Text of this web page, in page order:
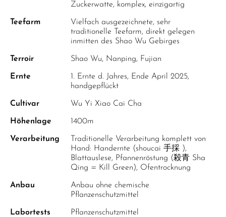
Zuckerwatte, komplex, einzigartig
Teefarm
Vielfach ausgezeichnete, sehr
traditionelle Teefarm, direkt gelegen
inmitten des Shao Wu Gebirges
Terroir Shao Wu, Nanping, Fujian
Ernte
1. Ernte d. Jahres, Ende April 2025,
handgepflückt
Cultivar Wu Yi Xiao Cai Cha
Höhenlage 1400m
Verarbeitung
Traditionelle Verarbeitung komplett von
Hand: Handernte (shoucai 手採 ),
Blattauslese, Pfannenröstung (殺青 Sha
Qing = Kill Green), Ofentrocknung
Anbau
Anbau ohne chemische
Pflanzenschutzmittel
Labortests Pflanzenschutzmittel